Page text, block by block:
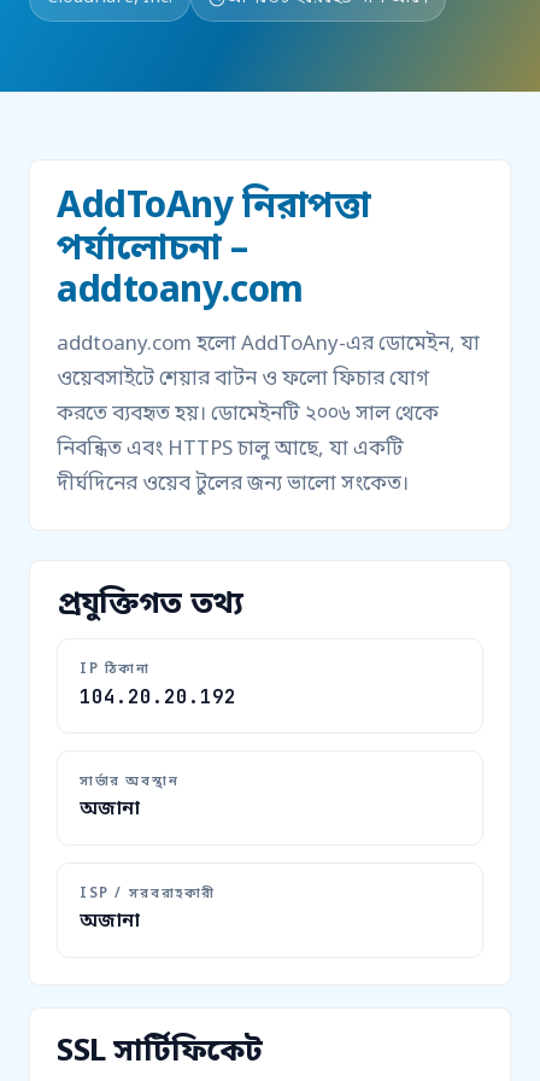
AddToAny নিরাপত্তা
পর্যালোচনা –
addtoany.com
addtoany.com হলো AddToAny-এর ডোমেইন, যা
ওয়েবসাইটে শেয়ার বাটন ও ফলো ফিচার যোগ
করতে ব্যবহৃত হয়। ডোমেইনটি ২০০৬ সাল থেকে
নিবন্ধিত এবং HTTPS চালু আছে, যা একটি
দীর্ঘদিনের ওয়েব টুলের জন্য ভালো সংকেত।
প্রযুক্তিগত তথ্য
IP ঠিকানা
104.20.20.192
সার্ভার অবস্থান
অজানা
ISP / সরবরাহকারী
অজানা
SSL সার্টিফিকেট